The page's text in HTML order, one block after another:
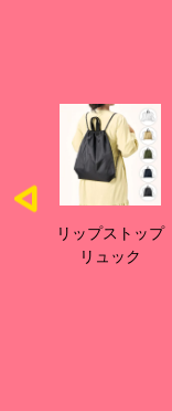
リップストップ
リュック